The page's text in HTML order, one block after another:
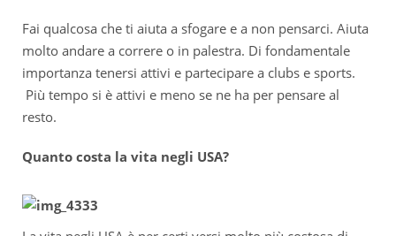
Fai qualcosa che ti aiuta a sfogare e a non pensarci. Aiuta
molto andare a correre o in palestra. Di fondamentale
importanza tenersi attivi e partecipare a clubs e sports.
Più tempo si è attivi e meno se ne ha per pensare al
resto.
Quanto costa la vita negli USA?